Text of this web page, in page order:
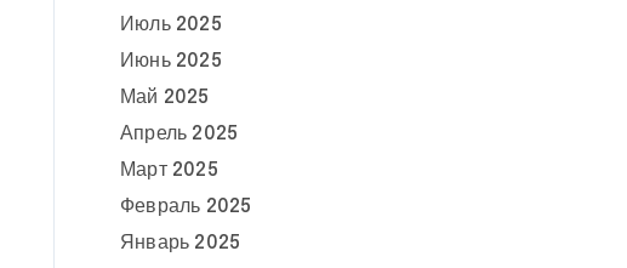
Июль 2025
Июнь 2025
Май 2025
Апрель 2025
Март 2025
Февраль 2025
Январь 2025